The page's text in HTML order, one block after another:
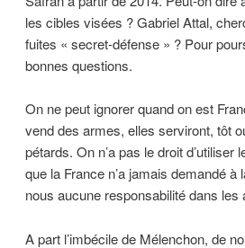
les cibles visées ? Gabriel Attal,
fuites « secret-défense » ? Pour
bonnes questions.
On ne peut ignorer quand on est
vend des armes, elles serviront, tôt
pétards. On n’a pas le droit
que la France n’a jamais demandé à
nous aucune responsabilité dans
A part l’imbécile de Mélenchon, de